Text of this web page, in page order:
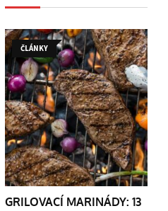
ČLÁNKY
GRILOVACÍ MARINÁDY: 13